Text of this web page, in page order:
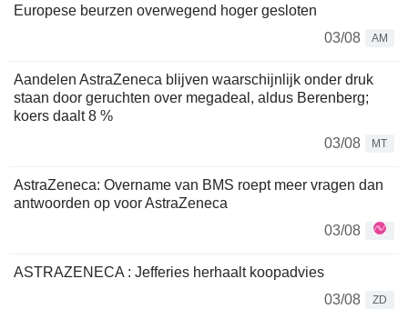
Europese beurzen overwegend hoger gesloten
03/08
AM
Aandelen AstraZeneca blijven waarschijnlijk onder druk
staan door geruchten over megadeal, aldus Berenberg;
koers daalt 8 %
03/08
MT
AstraZeneca: Overname van BMS roept meer vragen dan
antwoorden op voor AstraZeneca
03/08
ASTRAZENECA : Jefferies herhaalt koopadvies
03/08
ZD